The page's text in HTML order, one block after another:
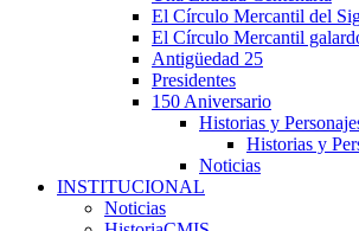
El Círculo Mercantil del
El Círculo Mercantil
Antigüedad 25
Presidentes
150 Aniversario
Historias y
Historias y
Noticias
INSTITUCIONAL
Noticias